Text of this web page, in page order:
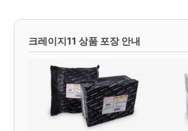
크레이지11 상품 포장 안내